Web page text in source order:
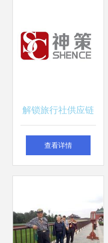
解锁旅行社供应链
从公司名录到优质
查看详情